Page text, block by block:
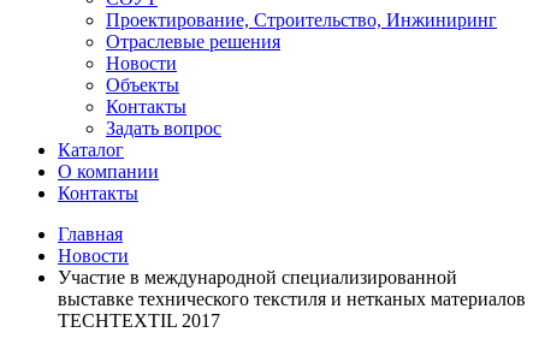
Проектирование, Строительство, Инжиниринг
Отраслевые решения
Новости
Объекты
Контакты
Задать вопрос
Каталог
О компании
Контакты
Главная
Новости
Участие в международной специализированной
выставке технического текстиля и нетканых материалов
TECHTEXTIL 2017